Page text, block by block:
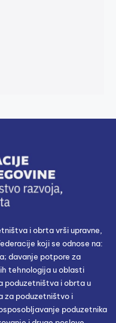
i obrta vrši upravne,
koji se odnose na:
davanje potpore za
tehnologija u oblasti
poduzetništva i obrta u
za poduzetništvo i
poduzetnika